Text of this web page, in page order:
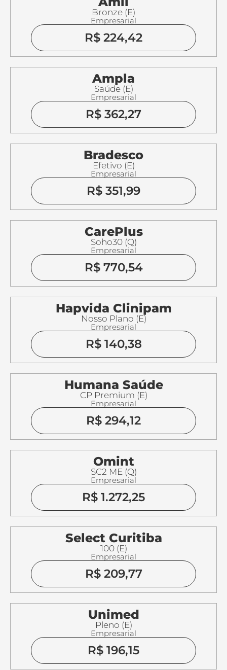
Bronze (E)
Empresarial
R$ 224,42
Ampla
Saúde (E)
Empresarial
R$ 362,27
Bradesco
Efetivo (E)
Empresarial
R$ 351,99
CarePlus
Soho30 (Q)
Empresarial
R$ 770,54
Hapvida Clinipam
Nosso Plano (E)
Empresarial
R$ 140,38
Humana Saúde
CP Premium (E)
Empresarial
R$ 294,12
Omint
SC2 ME (Q)
Empresarial
R$ 1.272,25
Select Curitiba
100 (E)
Empresarial
R$ 209,77
Unimed
Pleno (E)
Empresarial
R$ 196,15